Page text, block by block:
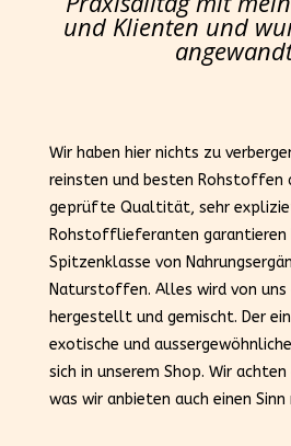
und Klienten und
Wir haben hier nichts zu
reinsten und besten Rohstoffen
geprüfte Qualtität, sehr
Rohstofflieferanten garantieren
Spitzenklasse von
Naturstoffen. Alles wird von
hergestellt und gemischt. Der
exotische und
sich in unserem Shop. Wir
was wir anbieten auch einen Sinn